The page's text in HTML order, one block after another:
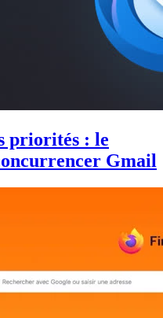
priorités : le
Gmail